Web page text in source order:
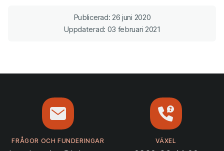
Publicerad: 26 juni 2020
Uppdaterad: 03 februari 2021
FRÅGOR OCH FUNDERINGAR VÄXEL